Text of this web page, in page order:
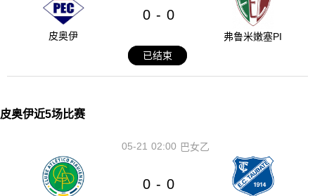
皮奥伊
0 - 0
弗鲁米嫩塞PI
已结束
皮奥伊近5场比赛
02:00
05-21 巴女乙
0 - 0